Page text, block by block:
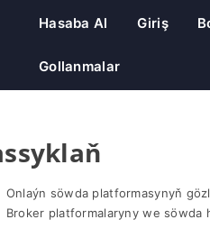
Hasaba Al Giriş
Gollanmalar
Onlaýn söwda platformasynyň
Broker platformalaryny we söwda